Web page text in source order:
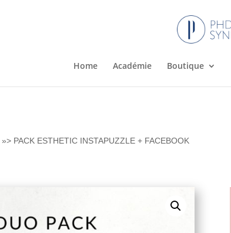
Home Académie Boutique
»> PACK ESTHETIC INSTAPUZZLE + FACEBOOK